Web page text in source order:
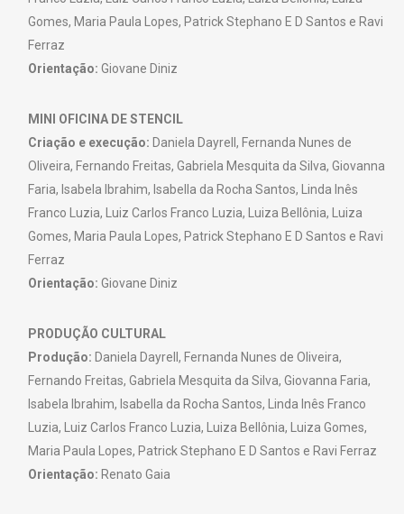
Gomes, Maria Paula Lopes, Patrick Stephano E D Santos e Ravi
Ferraz
Orientação: Giovane Diniz
MINI OFICINA DE STENCIL
Criação e execução: Daniela Dayrell, Fernanda Nunes de
Oliveira, Fernando Freitas, Gabriela Mesquita da Silva, Giovanna
Faria, Isabela Ibrahim, Isabella da Rocha Santos, Linda Inês
Franco Luzia, Luiz Carlos Franco Luzia, Luiza Bellônia, Luiza
Gomes, Maria Paula Lopes, Patrick Stephano E D Santos e Ravi
Ferraz
Orientação: Giovane Diniz
PRODUÇÃO CULTURAL
Produção: Daniela Dayrell, Fernanda Nunes de Oliveira,
Fernando Freitas, Gabriela Mesquita da Silva, Giovanna Faria,
Isabela Ibrahim, Isabella da Rocha Santos, Linda Inês Franco
Luzia, Luiz Carlos Franco Luzia, Luiza Bellônia, Luiza Gomes,
Maria Paula Lopes, Patrick Stephano E D Santos e Ravi Ferraz
Orientação: Renato Gaia